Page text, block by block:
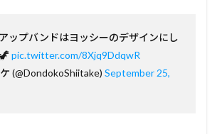
ップバンドはヨッシーのデザインにし
pic.twitter.com/8Xjq9DdqwR
(@DondokoShiitake) September 25,